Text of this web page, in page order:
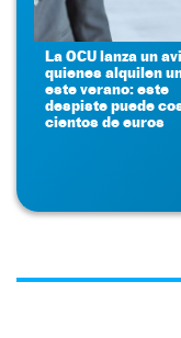
La OCU lanza un
quienes alquilen
este verano: este
despiste puede
cientos de euros